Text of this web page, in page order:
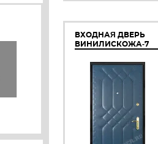
ВХОДНАЯ ДВЕРЬ
ВИНИЛИСКОЖА-7